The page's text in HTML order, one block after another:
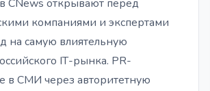
CNews открывают перед
компаниями и экспертами
на самую влиятельную
IТ-рынка. PR-
в СМИ через авторитетную